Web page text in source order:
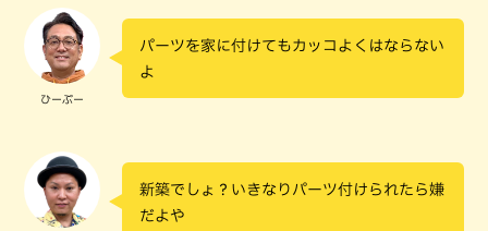
ひーぷー
パーツを家に付けてもカッコよくはならない
よ
新築でしょ？いきなりパーツ付けられたら嫌
だよや